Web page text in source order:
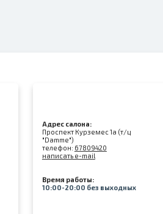
Адрес салона:
Проспект Курземес 1а (т/ц
"Damme")
телефон: 67809420
написать e-mail
Время работы:
10:00-20:00 без выходных